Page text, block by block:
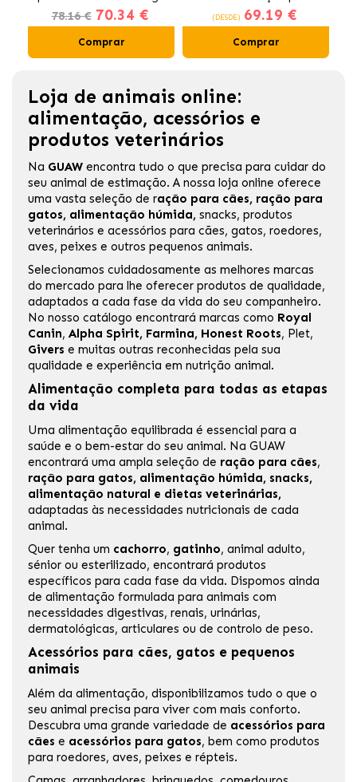
78.16 € 70.34 €
Comprar
Gatos Esterilizados
(DESDE) 69.19 €
Comprar
Loja de animais online:
alimentação, acessórios e
produtos veterinários
Na GUAW encontra tudo o que precisa para cuidar do
seu animal de estimação. A nossa loja online oferece
uma vasta seleção de ração para cães, ração para
gatos, alimentação húmida, snacks, produtos
veterinários e acessórios para cães, gatos, roedores,
aves, peixes e outros pequenos animais.
Selecionamos cuidadosamente as melhores marcas
do mercado para lhe oferecer produtos de qualidade,
adaptados a cada fase da vida do seu companheiro.
No nosso catálogo encontrará marcas como Royal
Canin, Alpha Spirit, Farmina, Honest Roots, Plet,
Givers e muitas outras reconhecidas pela sua
qualidade e experiência em nutrição animal.
Alimentação completa para todas as etapas
da vida
Uma alimentação equilibrada é essencial para a
saúde e o bem-estar do seu animal. Na GUAW
encontrará uma ampla seleção de ração para cães,
ração para gatos, alimentação húmida, snacks,
alimentação natural e dietas veterinárias,
adaptadas às necessidades nutricionais de cada
animal.
Quer tenha um cachorro, gatinho, animal adulto,
sénior ou esterilizado, encontrará produtos
específicos para cada fase da vida. Dispomos ainda
de alimentação formulada para animais com
necessidades digestivas, renais, urinárias,
dermatológicas, articulares ou de controlo de peso.
Acessórios para cães, gatos e pequenos
animais
Além da alimentação, disponibilizamos tudo o que o
seu animal precisa para viver com mais conforto.
Descubra uma grande variedade de acessórios para
cães e acessórios para gatos, bem como produtos
para roedores, aves, peixes e répteis.